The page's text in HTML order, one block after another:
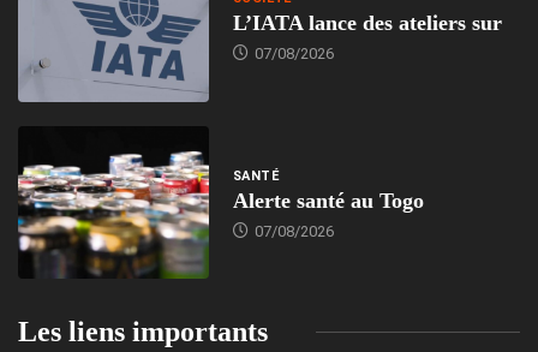
L’IATA lance des ateliers sur
07/08/2026
SANTÉ
Alerte santé au Togo
07/08/2026
Les liens importants